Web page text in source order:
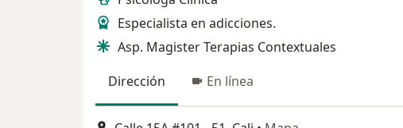
Especialista en adicciones.
Asp. Magister Terapias Contextuales
Dirección
En línea